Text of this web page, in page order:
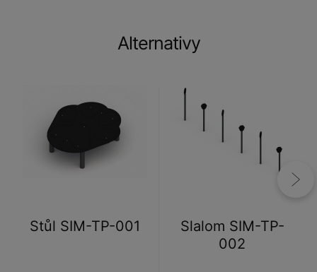
Alternativy
Stůl SIM-TP-001
Slalom SIM-TP-
002